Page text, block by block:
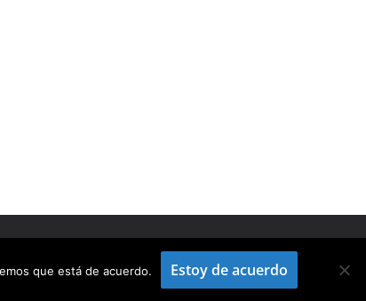
que está de acuerdo. Estoy de acuerdo